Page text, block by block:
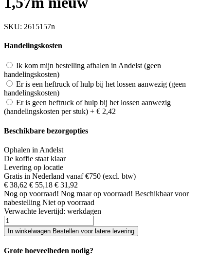
SKU: 2615157n
Handelingskosten
Ik kom mijn bestelling afhalen in Andelst (geen
handelingskosten)
Er is een heftruck of hulp bij het lossen aanwezig (geen
handelingskosten)
Er is geen heftruck of hulp bij het lossen aanwezig
(handelingskosten per stuk) + € 2,42
Beschikbare bezorgopties
Ophalen in Andelst
De koffie staat klaar
Levering op locatie
Gratis in Nederland vanaf €750 (excl. btw)
€ 38,62 € 55,18 € 31,92
Nog op voorraad! Nog maarop voorraad! Beschikbaar voor
nabestelling Niet op voorraad
Verwachte levertijd: werkdagen
In winkelwagen Bestellen voor latere levering
Grote hoeveelheden nodig?